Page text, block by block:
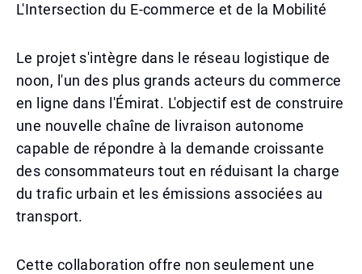
L'Intersection du E-commerce et de la Mobilité
Le projet s'intègre dans le réseau logistique de
noon, l'un des plus grands acteurs du commerce
en ligne dans l'Émirat. L'objectif est de construire
une nouvelle chaîne de livraison autonome
capable de répondre à la demande croissante
des consommateurs tout en réduisant la charge
du trafic urbain et les émissions associées au
transport.
Cette collaboration offre non seulement une